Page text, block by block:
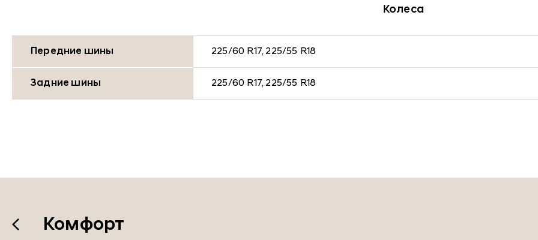
Колеса
Передние шины 225/60 R17, 225/55 R18
Задние шины 225/60 R17, 225/55 R18
Комфорт